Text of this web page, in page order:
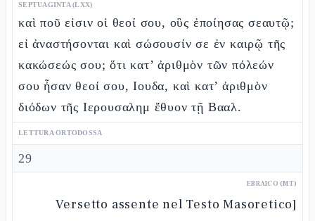
SEPTUAGINTA (LXX)
καὶ ποῦ εἰσιν οἱ θεοί σου, οὓς ἐποίησας σεαυτῷ;
εἰ ἀναστήσονται καὶ σώσουσίν σε ἐν καιρῷ τῆς
κακώσεώς σου; ὅτι κατ’ ἀριθμὸν τῶν πόλεών
σου ἦσαν θεοί σου, Ιουδα, καὶ κατ’ ἀριθμὸν
διόδων τῆς Ιερουσαλημ ἔθυον τῇ Βααλ.
LETTURA ORTODOSSA
29
EBRAICO (MT)
[Versetto assente nel Testo Masoretico